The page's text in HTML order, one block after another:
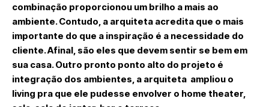
combinação proporcionou um brilho a mais ao
ambiente. Contudo, a arquiteta acredita que o mais
importante do que a inspiração é a necessidade do
cliente. Afinal, são eles que devem sentir se bem em
sua casa. Outro pronto ponto alto do projeto é
integração dos ambientes, a arquiteta ampliou o
living pra que ele pudesse envolver o home theater,